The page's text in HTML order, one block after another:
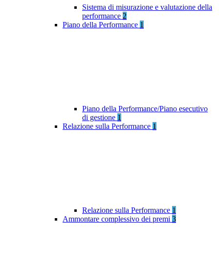
Sistema di misurazione e valutazione della
performance 2
Piano della Performance 1
Piano della Performance/Piano esecutivo
di gestione 1
Relazione sulla Performance 1
Relazione sulla Performance 1
Ammontare complessivo dei premi 3